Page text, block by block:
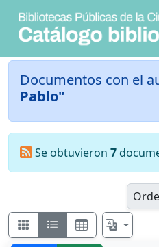
Documentos con el
Pablo"
Se obtuvieron 7